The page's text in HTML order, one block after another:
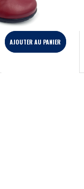
AJOUTER AU PANIER